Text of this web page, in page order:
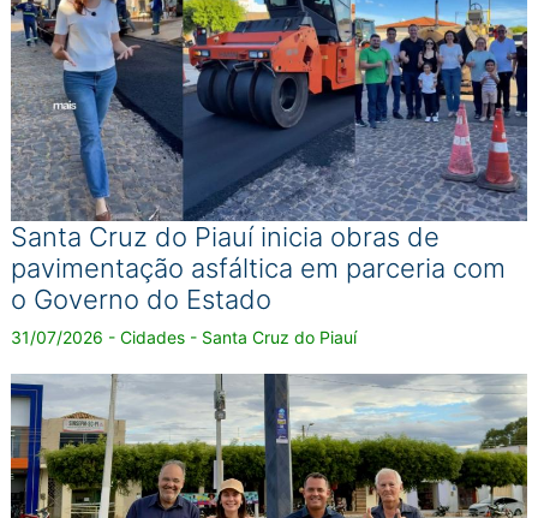
Santa Cruz do Piauí inicia obras de
pavimentação asfáltica em parceria com
o Governo do Estado
31/07/2026 - Cidades - Santa Cruz do Piauí